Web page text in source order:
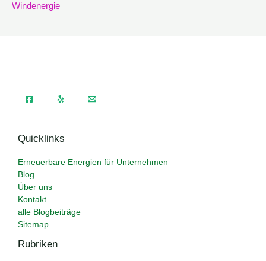
Windenergie
Quicklinks
Erneuerbare Energien für Unternehmen
Blog
Über uns
Kontakt
alle Blogbeiträge
Sitemap
Rubriken